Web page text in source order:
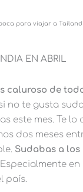
para viajar a
EN ABRIL
caluroso de
no te gusta
este mes. Te lo
dos meses
Sudabas a
Especialmente
país.